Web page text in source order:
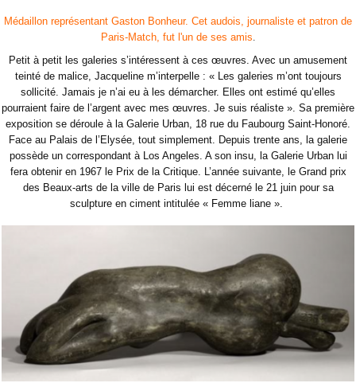
Médaillon représentant Gaston Bonheur. Cet audois, journaliste et patron de
Paris-Match, fut l'un de ses amis.
Petit à petit les galeries s’intéressent à ces œuvres. Avec un amusement
teinté de malice, Jacqueline m’interpelle : « Les galeries m’ont toujours
sollicité. Jamais je n’ai eu à les démarcher. Elles ont estimé qu’elles
pourraient faire de l’argent avec mes œuvres. Je suis réaliste ». Sa première
exposition se déroule à la Galerie Urban, 18 rue du Faubourg Saint-Honoré.
Face au Palais de l’Elysée, tout simplement. Depuis trente ans, la galerie
possède un correspondant à Los Angeles. A son insu, la Galerie Urban lui
fera obtenir en 1967 le Prix de la Critique. L’année suivante, le Grand prix
des Beaux-arts de la ville de Paris lui est décerné le 21 juin pour sa
sculpture en ciment intitulée « Femme liane ».